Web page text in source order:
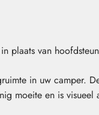
plaats van hoofdsteun
in uw camper.
moeite en is visueel